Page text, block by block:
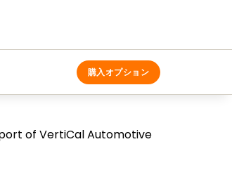
購入オプション
of VertiCal Automotive